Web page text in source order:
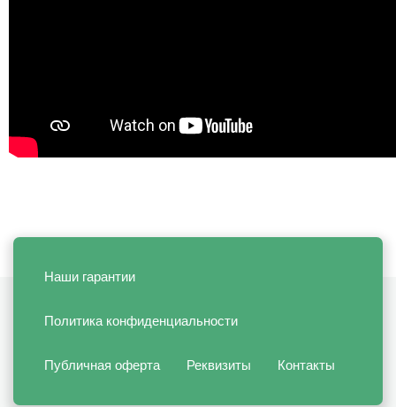
Наши гарантии
Политика конфиденциальности
Публичная оферта Реквизиты Контакты